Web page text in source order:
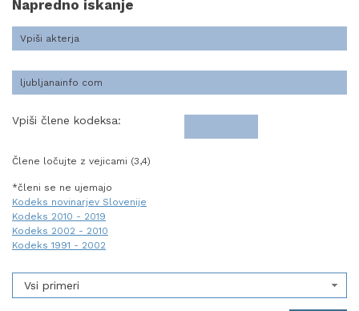
Napredno iskanje
Vpiši člene kodeksa:
Člene ločujte z vejicami (3,4)
*členi se ne ujemajo
Kodeks novinarjev Slovenije
Kodeks 2010 - 2019
Kodeks 2002 - 2010
Kodeks 1991 - 2002
Vsi primeri